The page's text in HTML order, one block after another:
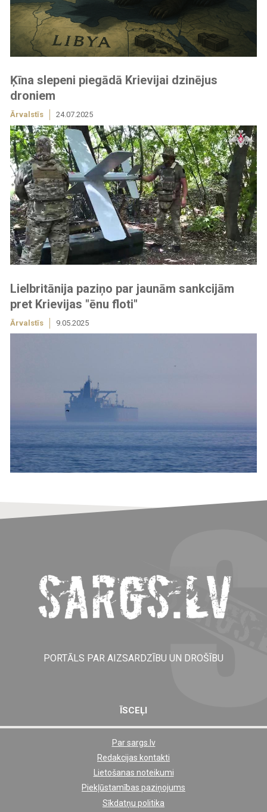
Ķīna slepeni piegādā Krievijai dzinējus
droniem
Ārvalstīs 24.07.2025
Lielbritānija paziņo par jaunām sankcijām
pret Krievijas "ēnu floti"
Ārvalstīs 9.05.2025
PORTĀLS PAR AIZSARDZĪBU UN DROŠĪBU
ĪSCEĻI
Par sargs.lv
Redakcijas kontakti
Lietošanas noteikumi
Piekļūstamības paziņojums
Sīkdatņu politika